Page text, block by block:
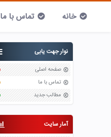
خانه تماس با ما
نوار جهت یابی
صفحه اصلی
تماس با ما
مطالب جدید
آمار سایت